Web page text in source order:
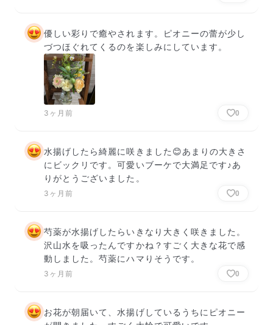
優しい彩りで癒やされます。ピオニーの蕾が少し
づつほぐれてくるのを楽しみにしています。
3ヶ月前 0
水揚げしたら綺麗に咲きました😊あまりの大きさ
にビックリです。可愛いブーケで大満足です♪あ
りがとうございました。
3ヶ月前 0
芍薬が水揚げしたらいきなり大きく咲きました。
沢山水を吸ったんですかね？すごく大きな花で感
動しました。芍薬にハマりそうです。
3ヶ月前 0
お花が朝届いて、水揚げしているうちにピオニー